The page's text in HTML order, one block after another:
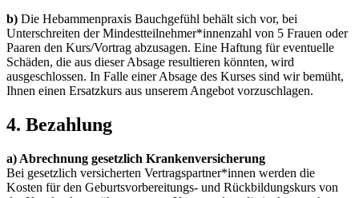
b) Die Hebammenpraxis Bauchgefühl behält sich vor, bei
Unterschreiten der Mindestteilnehmer*innenzahl von 5 Frauen oder
Paaren den Kurs/Vortrag abzusagen. Eine Haftung für eventuelle
Schäden, die aus dieser Absage resultieren könnten, wird
ausgeschlossen. In Falle einer Absage des Kurses sind wir bemüht,
Ihnen einen Ersatzkurs aus unserem Angebot vorzuschlagen.
4. Bezahlung
a) Abrechnung gesetzlich Krankenversicherung
Bei gesetzlich versicherten Vertragspartner*innen werden die
Kosten für den Geburtsvorbereitungs- und Rückbildungskurs von